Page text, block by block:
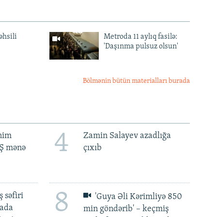
Metroda 11 aylıq fasilə:
'Daşınma pulsuz olsun'
Bölmənin bütün materialları burada
mənə
4
Zamin Salayev azadlığa
çıxıb
səfiri
8
'Guya Əli Kərimliyə 850
min göndərib' – keçmiş